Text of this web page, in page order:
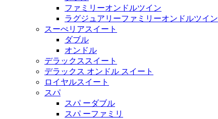
ファミリーオンドルツイン
ラグジュアリーファミリーオンドルツイン
スーぺリアスイート
ダブル
オンドル
デラックススイート
デラックス オンドル スイート
ロイヤルスイート
スパ
スパ ーダブル
スパ ーファミリ